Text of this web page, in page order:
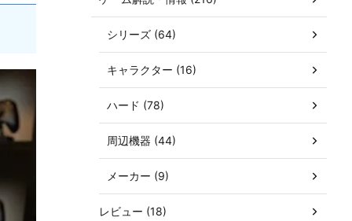
シリーズ (64)
キャラクター (16)
ハード (78)
周辺機器 (44)
メーカー (9)
レビュー (18)